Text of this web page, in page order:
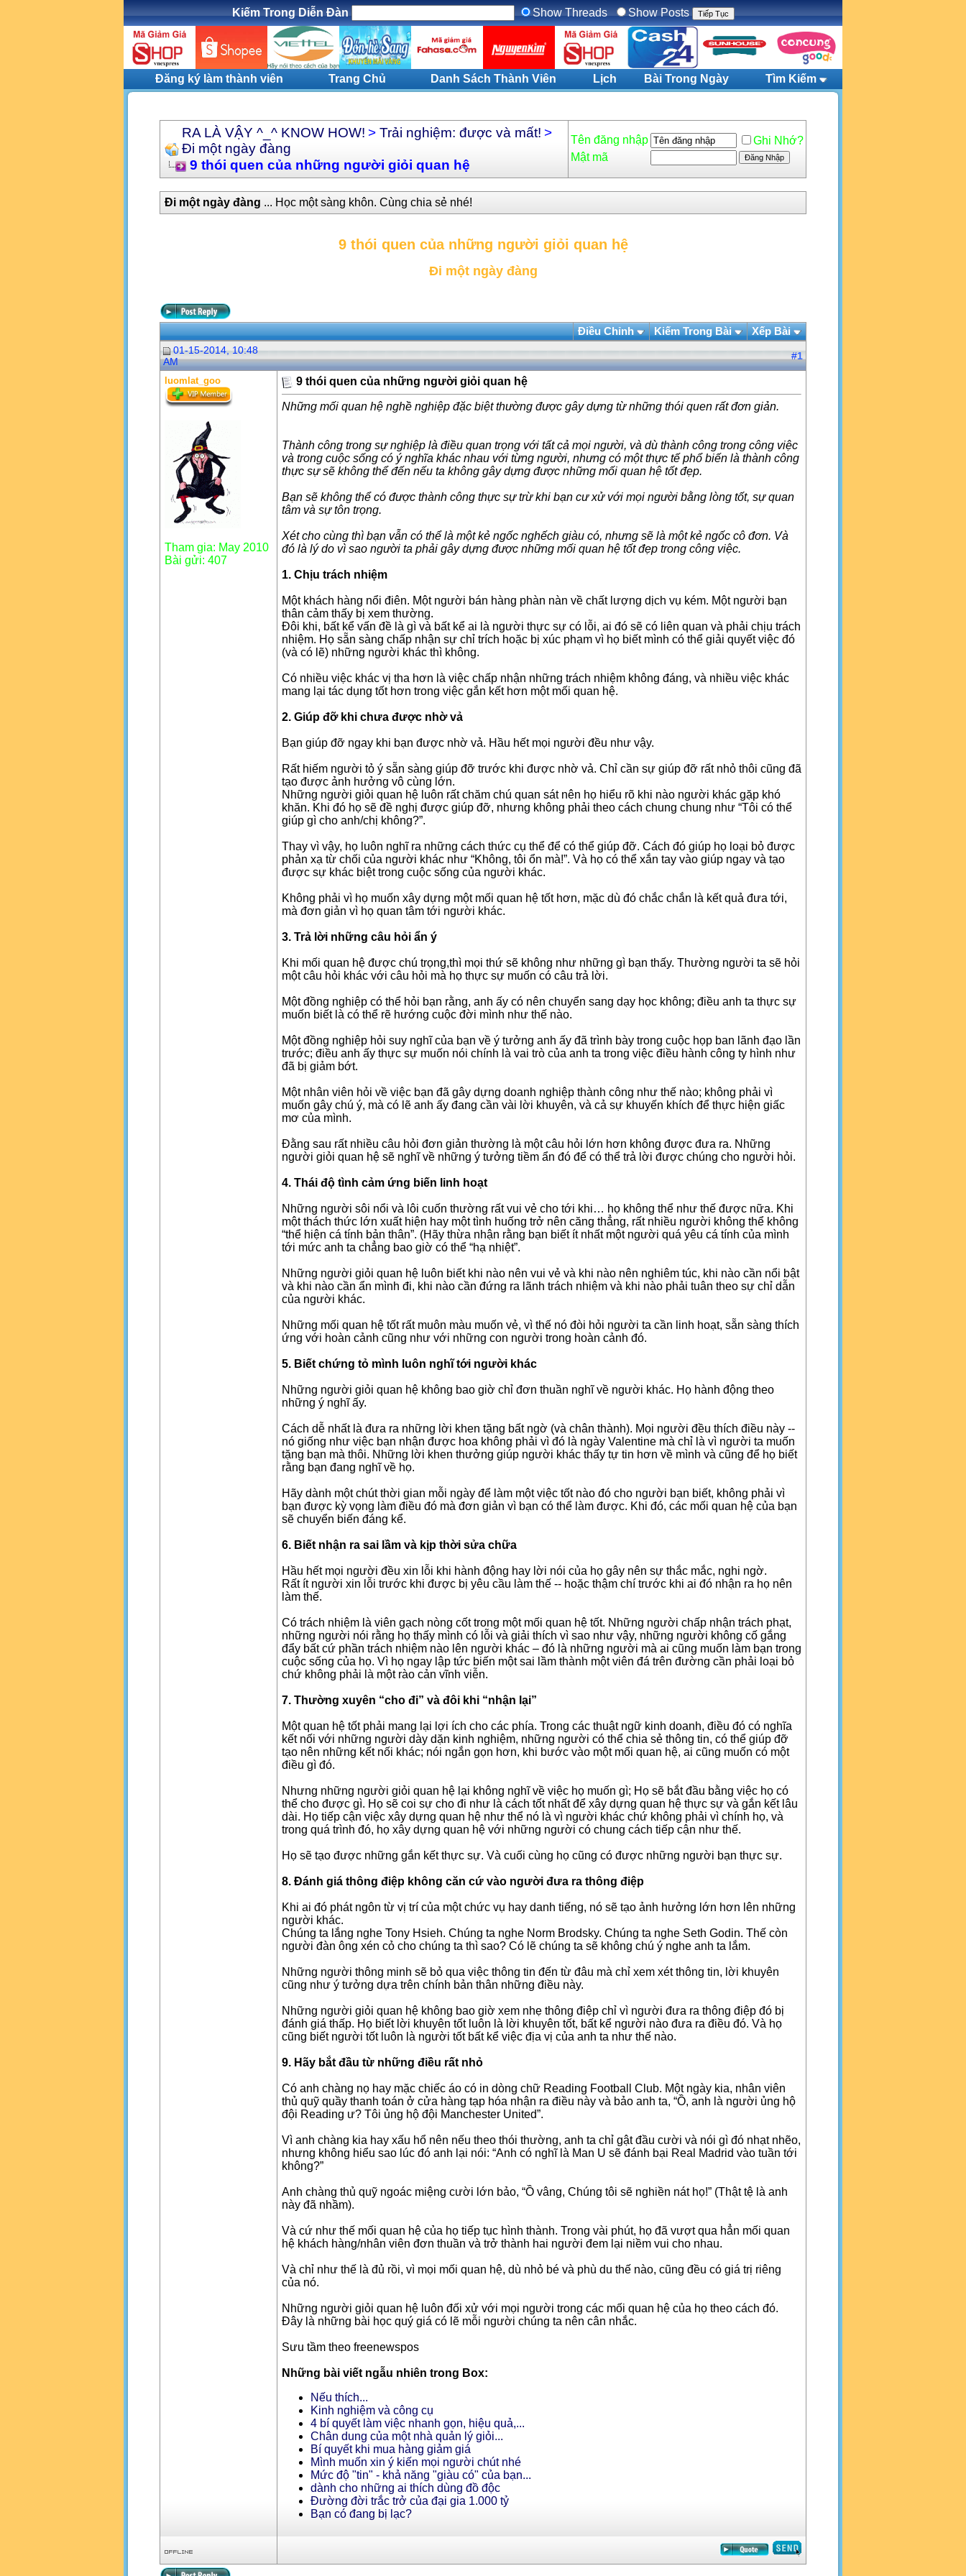
Kiếm Trong Diễn Ðàn Show Threads Show Posts
Đăng ký làm thành viên Trang Chủ Danh Sách Thành Viên Lịch Bài Trong Ngày Tìm Kiếm
RA LÀ VẬY ^_^ KNOW HOW! > Trải nghiệm: được và mất! >
Đi một ngày đàng
9 thói quen của những người giỏi quan hệ
Tên đăng nhập
Ghi Nhớ?
Mật mã
Đi một ngày đàng ... Học một sàng khôn. Cùng chia sẻ nhé!
9 thói quen của những người giỏi quan hệ
Đi một ngày đàng
Ðiều Chỉnh Kiếm Trong Bài Xếp Bài
01-15-2014, 10:48
AM
#1
luomlat_goo
Tham gia: May 2010
Bài gửi: 407
9 thói quen của những người giỏi quan hệ
Những mối quan hệ nghề nghiệp đặc biệt thường được gây dựng từ những thói quen rất đơn giản.
Thành công trong sự nghiệp là điều quan trọng với tất cả mọi người, và dù thành công trong công việc
và trong cuộc sống có ý nghĩa khác nhau với từng người, nhưng có một thực tế phổ biến là thành công
thực sự sẽ không thể đến nếu ta không gây dựng được những mối quan hệ tốt đẹp.
Bạn sẽ không thể có được thành công thực sự trừ khi bạn cư xử với mọi người bằng lòng tốt, sự quan
tâm và sự tôn trọng.
Xét cho cùng thì bạn vẫn có thể là một kẻ ngốc nghếch giàu có, nhưng sẽ là một kẻ ngốc cô đơn. Và
đó là lý do vì sao người ta phải gây dựng được những mối quan hệ tốt đẹp trong công việc.
1. Chịu trách nhiệm
Một khách hàng nổi điên. Một người bán hàng phàn nàn về chất lượng dịch vụ kém. Một người bạn
thân cảm thấy bị xem thường.
Đôi khi, bất kể vấn đề là gì và bất kể ai là người thực sự có lỗi, ai đó sẽ có liên quan và phải chịu trách
nhiệm. Họ sẵn sàng chấp nhận sự chỉ trích hoặc bị xúc phạm vì họ biết mình có thể giải quyết việc đó
(và có lẽ) những người khác thì không.
Có nhiều việc khác vị tha hơn là việc chấp nhận những trách nhiệm không đáng, và nhiều việc khác
mang lại tác dụng tốt hơn trong việc gắn kết hơn một mối quan hệ.
2. Giúp đỡ khi chưa được nhờ vả
Bạn giúp đỡ ngay khi bạn được nhờ vả. Hầu hết mọi người đều như vậy.
Rất hiếm người tỏ ý sẵn sàng giúp đỡ trước khi được nhờ vả. Chỉ cần sự giúp đỡ rất nhỏ thôi cũng đã
tạo được ảnh hưởng vô cùng lớn.
Những người giỏi quan hệ luôn rất chăm chú quan sát nên họ hiểu rõ khi nào người khác gặp khó
khăn. Khi đó họ sẽ đề nghị được giúp đỡ, nhưng không phải theo cách chung chung như “Tôi có thể
giúp gì cho anh/chị không?”.
Thay vì vậy, họ luôn nghĩ ra những cách thức cụ thể để có thể giúp đỡ. Cách đó giúp họ loại bỏ được
phản xạ từ chối của người khác như “Không, tôi ổn mà!”. Và họ có thể xắn tay vào giúp ngay và tạo
được sự khác biệt trong cuộc sống của người khác.
Không phải vì họ muốn xây dựng một mối quan hệ tốt hơn, mặc dù đó chắc chắn là kết quả đưa tới,
mà đơn giản vì họ quan tâm tới người khác.
3. Trả lời những câu hỏi ẩn ý
Khi mối quan hệ được chú trọng,thì mọi thứ sẽ không như những gì bạn thấy. Thường người ta sẽ hỏi
một câu hỏi khác với câu hỏi mà họ thực sự muốn có câu trả lời.
Một đồng nghiệp có thể hỏi bạn rằng, anh ấy có nên chuyển sang dạy học không; điều anh ta thực sự
muốn biết là có thể rẽ hướng cuộc đời mình như thế nào.
Một đồng nghiệp hỏi suy nghĩ của bạn về ý tưởng anh ấy đã trình bày trong cuộc họp ban lãnh đạo lần
trước; điều anh ấy thực sự muốn nói chính là vai trò của anh ta trong việc điều hành công ty hình như
đã bị giảm bớt.
Một nhân viên hỏi về việc bạn đã gây dựng doanh nghiệp thành công như thế nào; không phải vì
muốn gây chú ý, mà có lẽ anh ấy đang cần vài lời khuyên, và cả sự khuyến khích để thực hiện giấc
mơ của mình.
Đằng sau rất nhiều câu hỏi đơn giản thường là một câu hỏi lớn hơn không được đưa ra. Những
người giỏi quan hệ sẽ nghĩ về những ý tưởng tiềm ẩn đó để có thể trả lời được chúng cho người hỏi.
4. Thái độ tình cảm ứng biến linh hoạt
Những người sôi nổi và lôi cuốn thường rất vui vẻ cho tới khi… họ không thể như thế được nữa. Khi
một thách thức lớn xuất hiện hay một tình huống trở nên căng thẳng, rất nhiều người không thể không
“thể hiện cá tính bản thân”. (Hãy thừa nhận rằng bạn biết ít nhất một người quá yêu cá tính của mình
tới mức anh ta chẳng bao giờ có thể “hạ nhiệt”.
Những người giỏi quan hệ luôn biết khi nào nên vui vẻ và khi nào nên nghiêm túc, khi nào cần nổi bật
và khi nào cần ẩn mình đi, khi nào cần đứng ra lãnh trách nhiệm và khi nào phải tuân theo sự chỉ dẫn
của người khác.
Những mối quan hệ tốt rất muôn màu muốn vẻ, vì thế nó đòi hỏi người ta cần linh hoạt, sẵn sàng thích
ứng với hoàn cảnh cũng như với những con người trong hoàn cảnh đó.
5. Biết chứng tỏ mình luôn nghĩ tới người khác
Những người giỏi quan hệ không bao giờ chỉ đơn thuần nghĩ về người khác. Họ hành động theo
những ý nghĩ ấy.
Cách dễ nhất là đưa ra những lời khen tặng bất ngờ (và chân thành). Mọi người đều thích điều này --
nó giống như việc bạn nhận được hoa không phải vì đó là ngày Valentine mà chỉ là vì người ta muốn
tặng bạn mà thôi. Những lời khen thưởng giúp người khác thấy tự tin hơn về mình và cũng để họ biết
rằng bạn đang nghĩ về họ.
Hãy dành một chút thời gian mỗi ngày để làm một việc tốt nào đó cho người bạn biết, không phải vì
bạn được kỳ vọng làm điều đó mà đơn giản vì bạn có thể làm được. Khi đó, các mối quan hệ của bạn
sẽ chuyển biến đáng kể.
6. Biết nhận ra sai lầm và kịp thời sửa chữa
Hầu hết mọi người đều xin lỗi khi hành động hay lời nói của họ gây nên sự thắc mắc, nghi ngờ.
Rất ít người xin lỗi trước khi được bị yêu cầu làm thế -- hoặc thậm chí trước khi ai đó nhận ra họ nên
làm thế.
Có trách nhiệm là viên gạch nòng cốt trong một mối quan hệ tốt. Những người chấp nhận trách phạt,
những người nói rằng họ thấy mình có lỗi và giải thích vì sao như vậy, những người không cố gắng
đẩy bất cứ phần trách nhiệm nào lên người khác – đó là những người mà ai cũng muốn làm bạn trong
cuộc sống của họ. Vì họ ngay lập tức biến một sai lầm thành một viên đá trên đường cần phải loại bỏ
chứ không phải là một rào cản vĩnh viễn.
7. Thường xuyên “cho đi” và đôi khi “nhận lại”
Một quan hệ tốt phải mang lại lợi ích cho các phía. Trong các thuật ngữ kinh doanh, điều đó có nghĩa
kết nối với những người dày dặn kinh nghiệm, những người có thể chia sẻ thông tin, có thể giúp đỡ
tạo nên những kết nối khác; nói ngắn gọn hơn, khi bước vào một mối quan hệ, ai cũng muốn có một
điều gì đó.
Nhưng những người giỏi quan hệ lại không nghĩ về việc họ muốn gì; Họ sẽ bắt đầu bằng việc họ có
thể cho được gì. Họ sẽ coi sự cho đi như là cách tốt nhất để xây dựng quan hệ thực sự và gắn kết lâu
dài. Họ tiếp cận việc xây dựng quan hệ như thể nó là vì người khác chứ không phải vì chính họ, và
trong quá trình đó, họ xây dựng quan hệ với những người có chung cách tiếp cận như thế.
Họ sẽ tạo được những gắn kết thực sự. Và cuối cùng họ cũng có được những người bạn thực sự.
8. Đánh giá thông điệp không căn cứ vào người đưa ra thông điệp
Khi ai đó phát ngôn từ vị trí của một chức vụ hay danh tiếng, nó sẽ tạo ảnh hưởng lớn hơn lên những
người khác.
Chúng ta lắng nghe Tony Hsieh. Chúng ta nghe Norm Brodsky. Chúng ta nghe Seth Godin. Thế còn
người đàn ông xén cỏ cho chúng ta thì sao? Có lẽ chúng ta sẽ không chú ý nghe anh ta lắm.
Những người thông minh sẽ bỏ qua việc thông tin đến từ đâu mà chỉ xem xét thông tin, lời khuyên
cũng như ý tưởng dựa trên chính bản thân những điều này.
Những người giỏi quan hệ không bao giờ xem nhẹ thông điệp chỉ vì người đưa ra thông điệp đó bị
đánh giá thấp. Họ biết lời khuyên tốt luôn là lời khuyên tốt, bất kể người nào đưa ra điều đó. Và họ
cũng biết người tốt luôn là người tốt bất kể việc địa vị của anh ta như thế nào.
9. Hãy bắt đầu từ những điều rất nhỏ
Có anh chàng nọ hay mặc chiếc áo có in dòng chữ Reading Football Club. Một ngày kia, nhân viên
thủ quỹ quầy thanh toán ở cửa hàng tạp hóa nhận ra điều này và bảo anh ta, “Ồ, anh là người ủng hộ
đội Reading ư? Tôi ủng hộ đội Manchester United”.
Vì anh chàng kia hay xấu hổ nên nếu theo thói thường, anh ta chỉ gật đầu cười và nói gì đó nhạt nhẽo,
nhưng không hiểu sao lúc đó anh lại nói: “Anh có nghĩ là Man U sẽ đánh bại Real Madrid vào tuần tới
không?”
Anh chàng thủ quỹ ngoác miệng cười lớn bảo, “Ồ vâng, Chúng tôi sẽ nghiền nát họ!” (Thật tệ là anh
này đã nhầm).
Và cứ như thế mối quan hệ của họ tiếp tục hình thành. Trong vài phút, họ đã vượt qua hẳn mối quan
hệ khách hàng/nhân viên đơn thuần và trở thành hai người đem lại niềm vui cho nhau.
Và chỉ như thế là đủ rồi, vì mọi mối quan hệ, dù nhỏ bé và phù du thế nào, cũng đều có giá trị riêng
của nó.
Những người giỏi quan hệ luôn đối xử với mọi người trong các mối quan hệ của họ theo cách đó.
Đây là những bài học quý giá có lẽ mỗi người chúng ta nên cân nhắc.
Sưu tầm theo freenewspos
Những bài viết ngẫu nhiên trong Box:
Nếu thích...
Kinh nghiệm và công cụ
4 bí quyết làm việc nhanh gọn, hiệu quả,...
Chân dung của một nhà quản lý giỏi...
Bí quyết khi mua hàng giảm giá
Mình muốn xin ý kiến mọi người chút nhé
Mức độ "tin" - khả năng "giàu có" của bạn...
dành cho những ai thích dùng đồ độc
Đường đời trắc trở của đại gia 1.000 tỷ
Bạn có đang bị lạc?